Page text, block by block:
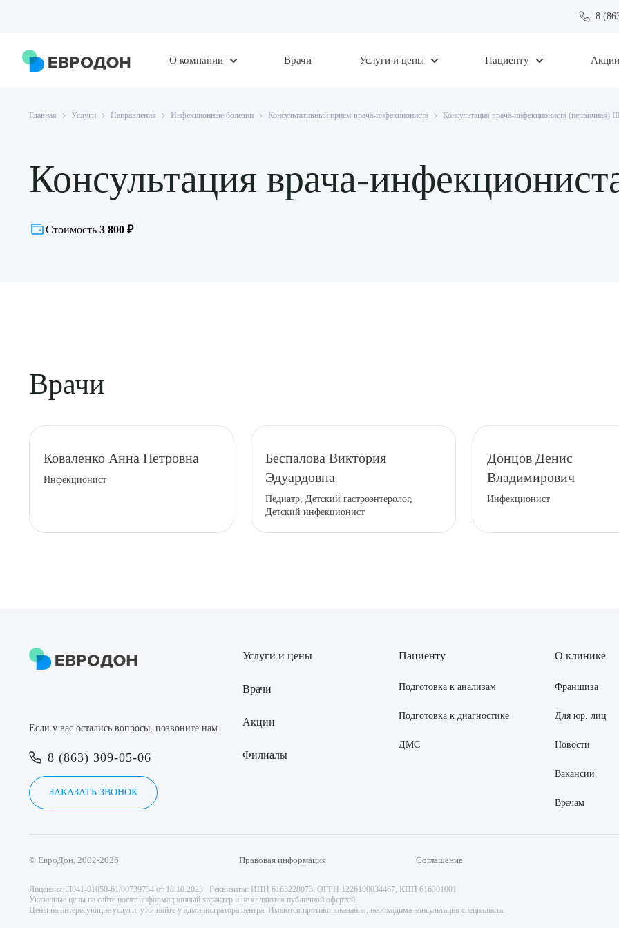
8
О компании Врачи Услуги и цены Пациенту Акции
Главная Услуги Направления Инфекционные болезни Консультативный прием врача-инфекциониста Консультация врача-инфекциониста (первичная) III
Консультация врача-
Стоимость 3 800 ₽
Врачи
Коваленко Анна Петровна
Инфекционист
Беспалова Виктория
Эдуардовна
Педиатр, Детский гастроэнтеролог,
Детский инфекционист
Донцов Денис
Владимирович
Инфекционист
Если у вас остались вопросы, позвоните нам
8 (863) 309-05-06
ЗАКАЗАТЬ ЗВОНОК
Услуги и цены
Врачи
Акции
Филиалы
Пациенту
Подготовка к анализам
Подготовка к диагностике
ДМС
О клинике
Франшиза
Для юр. лиц
Новости
Вакансии
Врачам
© ЕвроДон, 2002-2026 Правовая информация Соглашение
Лицензия: Л041-01050-61/00739734 от 18.10.2023 Реквизиты: ИНН 6163228073, ОГРН 1226100034467, КПП 616301001
Указанные цены на сайте носят информационный характер и не являются публичной офертой.
Цены на интересующие услуги, уточняйте у администратора центра. Имеются противопоказания, необходима консультация специалиста.
Выберите сопутствующую услугу